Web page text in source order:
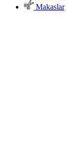
Makaslar